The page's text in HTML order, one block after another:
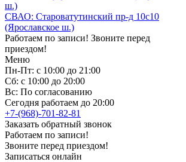
ш.)
СВАО: Староватутинский пр-д 10с10
(Ярославское ш.)
Работаем по записи! Звоните перед
приездом!
Меню
Пн-Пт: с 10:00 до 21:00
Сб: с 10:00 до 20:00
Вс: По согласованию
Сегодня работаем до 20:00
+7-(968)-701-82-81
Заказать обратный звонок
Работаем по записи!
Звоните перед приездом!
Записаться онлайн